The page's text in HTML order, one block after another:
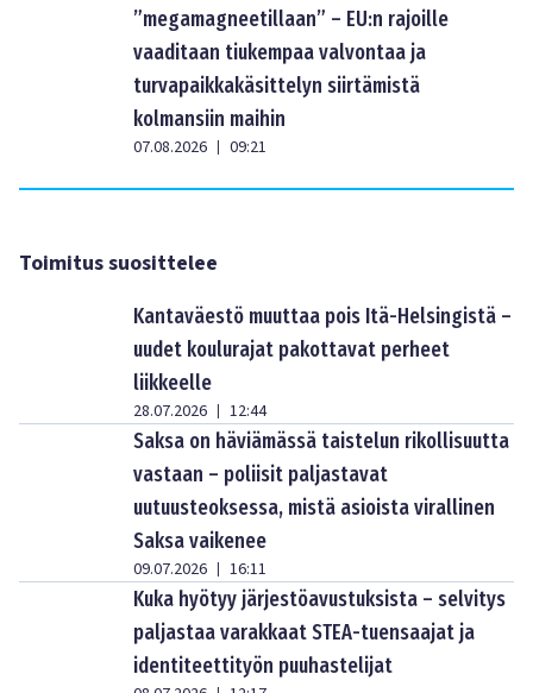
”megamagneetillaan” – EU:n rajoille
vaaditaan tiukempaa valvontaa ja
turvapaikkakäsittelyn siirtämistä
kolmansiin maihin
07.08.2026 | 09:21
Toimitus suosittelee
Kantaväestö muuttaa pois Itä-Helsingistä –
uudet koulurajat pakottavat perheet
liikkeelle
28.07.2026 | 12:44
Saksa on häviämässä taistelun rikollisuutta
vastaan – poliisit paljastavat
uutuusteoksessa, mistä asioista virallinen
Saksa vaikenee
09.07.2026 | 16:11
Kuka hyötyy järjestöavustuksista – selvitys
paljastaa varakkaat STEA-tuensaajat ja
identiteettityön puuhastelijat